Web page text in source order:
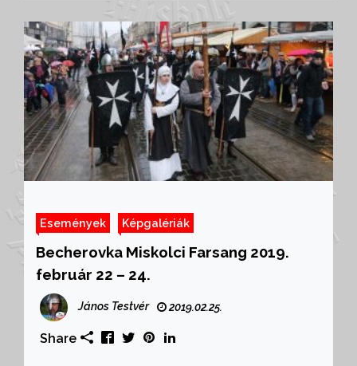
Események Képgalériák
Becherovka Miskolci Farsang 2019.
február 22 – 24.
János Testvér 2019.02.25.
Share